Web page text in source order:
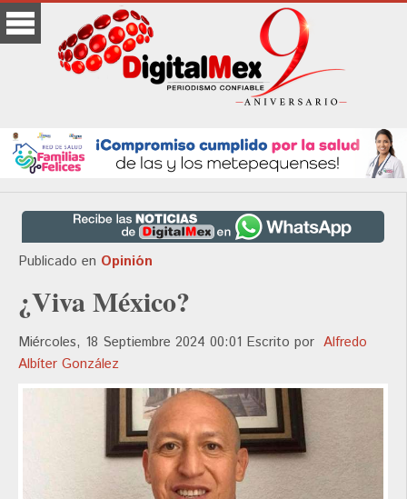
Publicado en Opinión
¿Viva México?
Miércoles, 18 Septiembre 2024 00:01 Escrito por Alfredo
Albíter González